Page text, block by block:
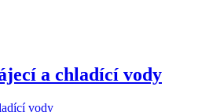
a chladící vody